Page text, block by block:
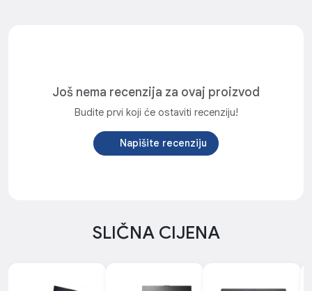
Još nema recenzija za ovaj proizvod
Budite prvi koji će ostaviti recenziju!
Napišite recenziju
SLIČNA CIJENA